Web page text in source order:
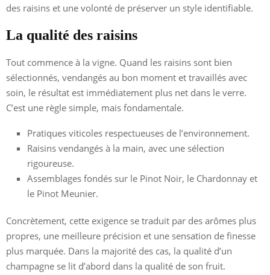
des raisins et une volonté de préserver un style identifiable.
La qualité des raisins
Tout commence à la vigne. Quand les raisins sont bien
sélectionnés, vendangés au bon moment et travaillés avec
soin, le résultat est immédiatement plus net dans le verre.
C’est une règle simple, mais fondamentale.
Pratiques viticoles respectueuses de l’environnement.
Raisins vendangés à la main, avec une sélection
rigoureuse.
Assemblages fondés sur le Pinot Noir, le Chardonnay et
le Pinot Meunier.
Concrètement, cette exigence se traduit par des arômes plus
propres, une meilleure précision et une sensation de finesse
plus marquée. Dans la majorité des cas, la qualité d’un
champagne se lit d’abord dans la qualité de son fruit.